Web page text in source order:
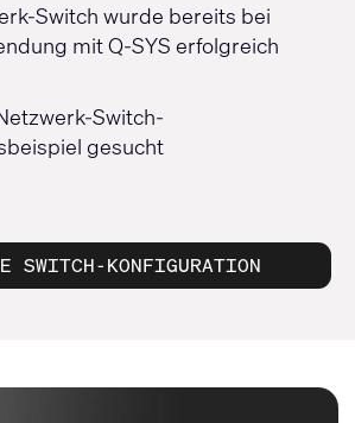
Switch wurde bereits bei
mit Q-SYS erfolgreich
Switch-
gesucht
SWITCH-KONFIGURATION